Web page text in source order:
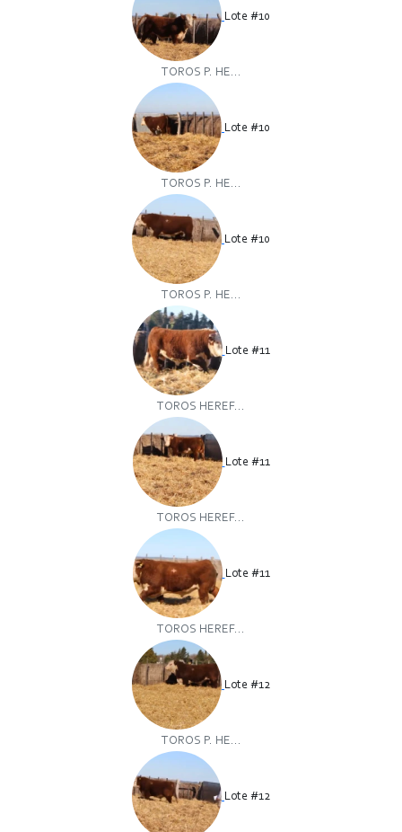
Lote #10
TOROS P. HE...
Lote #10
TOROS P. HE...
Lote #10
TOROS P. HE...
Lote #11
TOROS HEREF...
Lote #11
TOROS HEREF...
Lote #11
TOROS HEREF...
Lote #12
TOROS P. HE...
Lote #12